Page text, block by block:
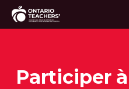
Participer